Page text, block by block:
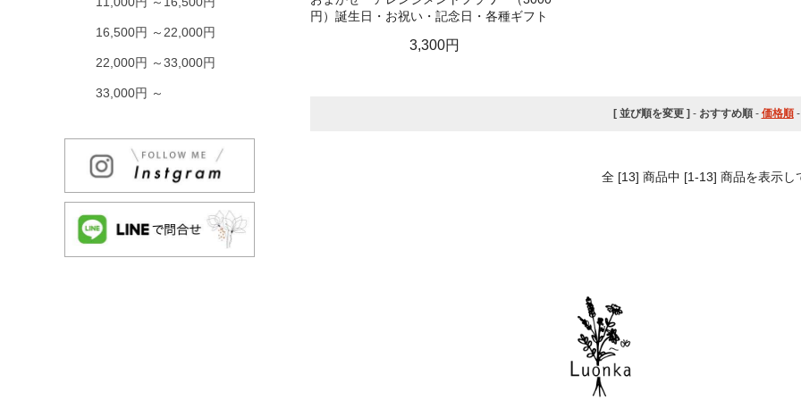
16,500円 ～22,000円
22,000円 ～33,000円
33,000円 ～
円）誕生日・お祝い・記念日・各種ギフト
3,300円
[ 並び順を変更 ] - おすすめ順- 価格順-
全 [13] 商品中 [1-13] 商品を表示し